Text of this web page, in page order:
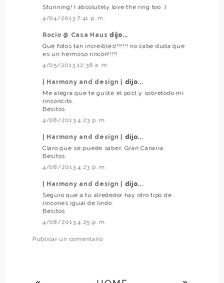
Stunning! I absolutely love the ring too :)
4/04/2013 7:41 p. m.
Rocio @ Casa Haus dijo...
Qué fotos tan increíbles!!!!!!! no cabe duda que
es un hermoso rincón!!!!!
4/05/2013 12:36 a. m.
| Harmony and design |
dijo...
Me alegra que te guste el post y sobretodo mi
rinconcito.
Besitos
4/08/2013 4:23 p. m.
| Harmony and design |
dijo...
Claro que se puede saber, Gran Canaria.
Besitos
4/08/2013 4:23 p. m.
| Harmony and design |
dijo...
Seguro que a tu alrededor hay otro tipo de
rincones igual de lindo.
Besitos.
4/08/2013 4:25 p. m.
Publicar un comentario